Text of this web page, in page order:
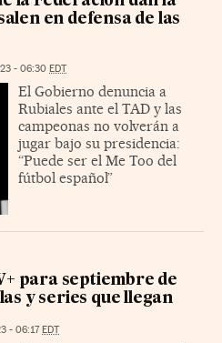
en defensa de las
- 06:30 EDT
El Gobierno denuncia a
Rubiales ante el TAD y las
campeonas no volverán a
jugar bajo su presidencia:
“Puede ser el Me Too del
fútbol español”
para septiembre de
y series que llegan
- 06:17 EDT